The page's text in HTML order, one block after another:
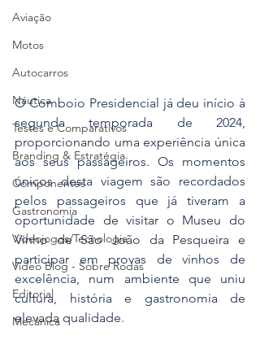
Aviação
Motos
Autocarros
Náutica
Testes e Comparativos
Branding & Estratégia
Componentes
Gastronomia
Videojogos/Tecnologia
Vídeo Blog - Sobre Rodas
Editorial
Mecânica
O Comboio Presidencial já deu início à
segunda temporada de 2024,
proporcionando uma experiência única
aos seus passageiros. Os momentos
únicos desta viagem são recordados
pelos passageiros que já tiveram a
oportunidade de visitar o Museu do
Vinho de São João da Pesqueira e
participar em provas de vinhos de
excelência, num ambiente que uniu
cultura, história e gastronomia de
elevada qualidade.